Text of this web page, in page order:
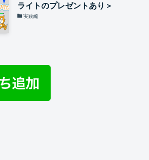
ライトのプレゼントあり＞
実践編